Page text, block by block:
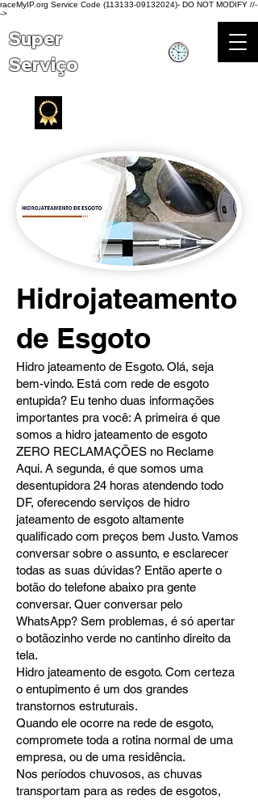
raceMyIP.org Service Code (113133-09132024)- DO NOT MODIFY //-
->
Super
Serviço
Hidrojateamento
de Esgoto
Hidro jateamento de Esgoto. Olá, seja
bem-vindo. Está com rede de esgoto
entupida? Eu tenho duas informações
importantes pra você: A primeira é que
somos a hidro jateamento de esgoto
ZERO RECLAMAÇÕES no Reclame
Aqui. A segunda, é que somos uma
desentupidora 24 horas atendendo todo
DF, oferecendo serviços de hidro
jateamento de esgoto altamente
qualificado com preços bem Justo. Vamos
conversar sobre o assunto, e esclarecer
todas as suas dúvidas? Então aperte o
botão do telefone abaixo pra gente
conversar. Quer conversar pelo
WhatsApp? Sem problemas, é só apertar
o botãozinho verde no cantinho direito da
tela.
Hidro jateamento de esgoto. Com certeza
o entupimento é um dos grandes
transtornos estruturais.
Quando ele ocorre na rede de esgoto,
compromete toda a rotina normal de uma
empresa, ou de uma residência.
Nos períodos chuvosos, as chuvas
transportam para as redes de esgotos,